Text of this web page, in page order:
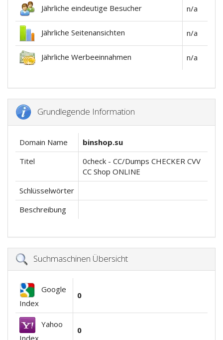
Jährliche eindeutige Besucher n/a
Jährliche Seitenansichten n/a
Jährliche Werbeeinnahmen n/a
Grundlegende Information
Domain Name
binshop.su
Titel
0check - CC/Dumps CHECKER CVV
CC Shop ONLINE
Schlüsselwörter
Beschreibung
Suchmaschinen Übersicht
Google
Index
0
Yahoo
0